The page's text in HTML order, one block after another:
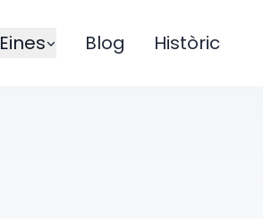
Eines Blog Històric